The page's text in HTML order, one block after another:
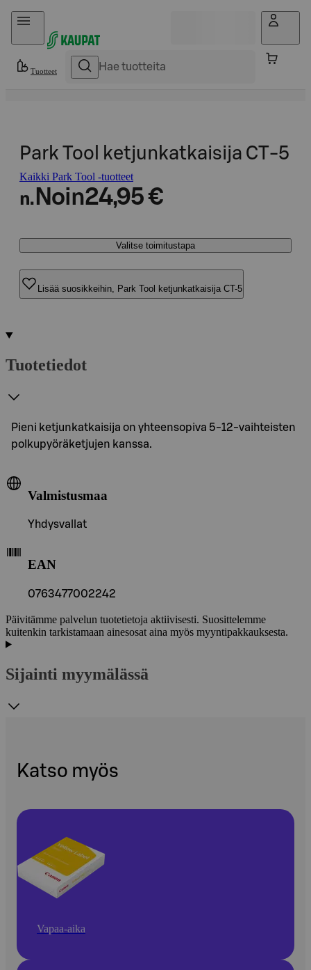
Hyppää sisältöön
Tuotteet
Park Tool ketjunkatkaisija CT-5
Kaikki Park Tool -tuotteet
n. Noin24,95 €
Valitse toimitustapa
Lisää suosikkeihin, Park Tool ketjunkatkaisija CT-5
Tuotetiedot
Pieni ketjunkatkaisija on yhteensopiva 5-12-vaihteisten
polkupyöräketjujen kanssa.
Valmistusmaa
Yhdysvallat
EAN
0763477002242
Päivitämme palvelun tuotetietoja aktiivisesti. Suosittelemme
kuitenkin tarkistamaan ainesosat aina myös myyntipakkauksesta.
Sijainti myymälässä
Katso myös
Vapaa-aika